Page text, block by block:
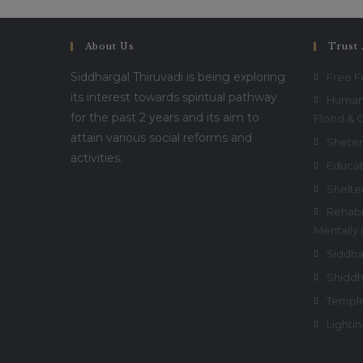
ஸ்வாமிகள்
பூஜை
விழா
About Us
Siddhargal Thiruvadi is being exploring
its interest towards spiritual pathway
for the past 2 years and its aim to
attain various social reforms and
activities.
Trust
Free
Flood &
Mentally